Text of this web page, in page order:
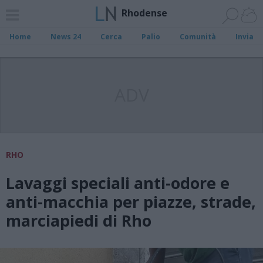
Rhodense
Home News 24 Cerca Palio Comunità Invia
RHO
Lavaggi speciali anti-odore e
anti-macchia per piazze, strade,
marciapiedi di Rho